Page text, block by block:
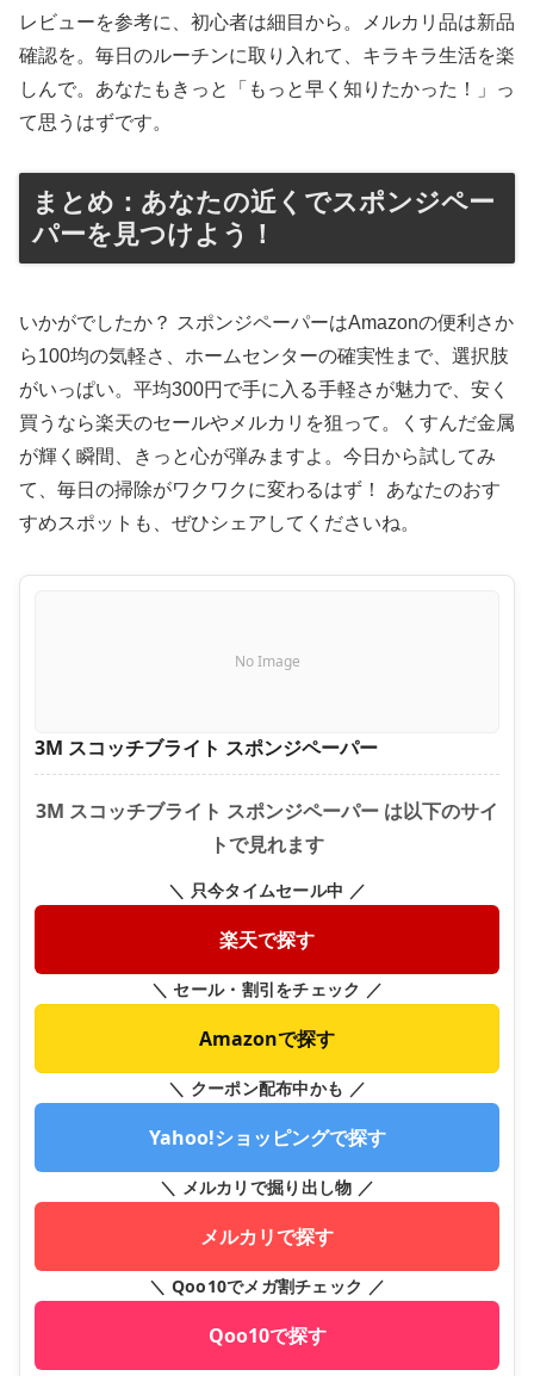
レビューを参考に、初心者は細目から。メルカリ品は新品
確認を。毎日のルーチンに取り入れて、キラキラ生活を楽
しんで。あなたもきっと「もっと早く知りたかった！」っ
て思うはずです。
まとめ：あなたの近くでスポンジペー
パーを見つけよう！
いかがでしたか？ スポンジペーパーはAmazonの便利さか
ら100均の気軽さ、ホームセンターの確実性まで、選択肢
がいっぱい。平均300円で手に入る手軽さが魅力で、安く
買うなら楽天のセールやメルカリを狙って。くすんだ金属
が輝く瞬間、きっと心が弾みますよ。今日から試してみ
て、毎日の掃除がワクワクに変わるはず！ あなたのおす
すめスポットも、ぜひシェアしてくださいね。
No Image
3M スコッチブライト スポンジペーパー
3M スコッチブライト スポンジペーパー は以下のサイ
トで見れます
＼ 只今タイムセール中 ／
楽天で探す
＼ セール・割引をチェック ／
Amazonで探す
＼ クーポン配布中かも ／
Yahoo!ショッピングで探す
＼ メルカリで掘り出し物 ／
メルカリで探す
＼ Qoo10でメガ割チェック ／
Qoo10で探す